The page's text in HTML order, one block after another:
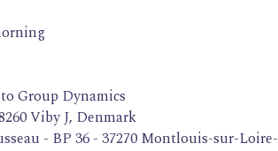
Group Dynamics
Viby J, Denmark
- BP 36 - 37270 Montlouis-sur-Loire-